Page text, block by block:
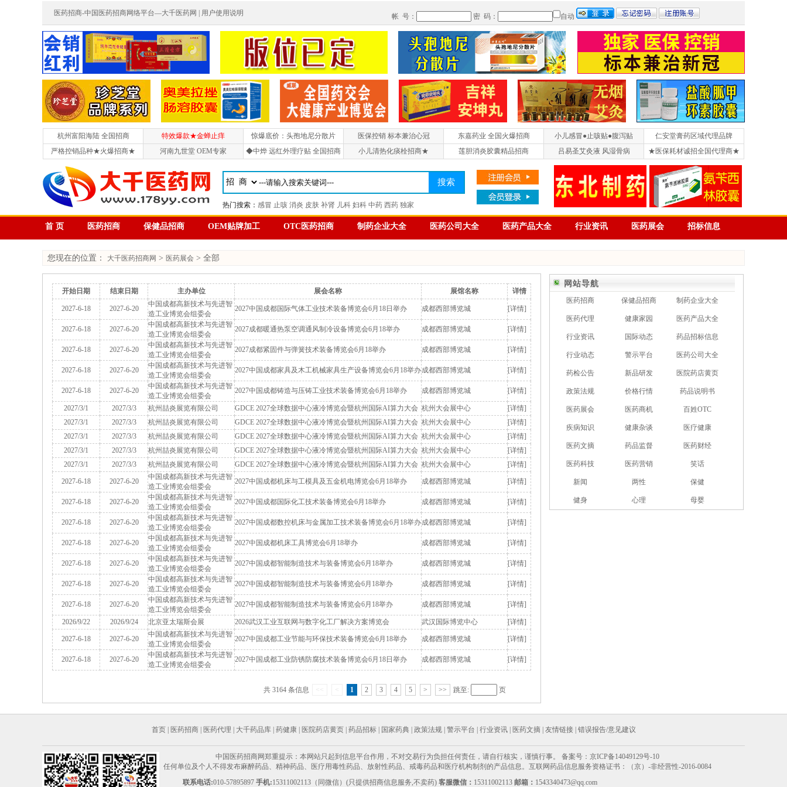
医药招商-中国医药招商网络平台—大千医药网 | 用户使用说明 帐 号： 密 码： 自动
杭州富阳海陆 全国招商 特效爆款★金蝉止痒 惊爆底价：头孢地尼分散片 医保控销 标本兼治心冠 东嘉药业 全国火爆招商 小儿感冒●止咳贴●腹泻贴
仁安堂膏药区域代理品牌
严格控销品种★火爆招商★
河南九世堂 OEM专家 ◆中烨 远红外理疗贴 全国招商 小儿清热化痰栓招商★ 莲胆消炎胶囊精品招商 吕易圣艾灸液 风湿骨病 ★医保耗材诚招全国代理商★
首 页 医药招商 保健品招商 OEM贴牌加工 OTC医药招商 制药企业大全 医药公司大全 医药产品大全 行业资讯 医药展会 招标信息
您现在的位置： 大千医药招商网 > 医药展会 > 全部
开始日期 结束日期 主办单位 展会名称 展馆名称 详情
2027-6-18 2027-6-20
中国成都高新技术与先进智
造工业博览会组委会
2027中国成都国际气体工业技术装备博览会6月18日举办 成都西部博览城 [详情]
2027-6-18 2027-6-20
中国成都高新技术与先进智
造工业博览会组委会
2027成都暖通热泵空调通风制冷设备博览会6月18举办 成都西部博览城 [详情]
2027-6-18 2027-6-20
中国成都高新技术与先进智
造工业博览会组委会
2027成都紧固件与弹簧技术装备博览会6月18举办 成都西部博览城 [详情]
2027-6-18 2027-6-20
中国成都高新技术与先进智
造工业博览会组委会
2027中国成都家具及木工机械家具生产设备博览会6月18举办成都西部博览城 [详情]
2027-6-18 2027-6-20
中国成都高新技术与先进智
造工业博览会组委会
2027中国成都铸造与压铸工业技术装备博览会6月18举办 成都西部博览城 [详情]
2027/3/1 2027/3/3 杭州喆炎展览有限公司 GDCE 2027全球数据中心液冷博览会暨杭州国际AI算力大会 杭州大会展中心
[详情]
2027/3/1
2027/3/3 杭州喆炎展览有限公司 GDCE 2027全球数据中心液冷博览会暨杭州国际AI算力大会 杭州大会展中心
[详情]
2027/3/1
2027/3/3 杭州喆炎展览有限公司 GDCE 2027全球数据中心液冷博览会暨杭州国际AI算力大会 杭州大会展中心
[详情]
2027/3/1
2027/3/3 杭州喆炎展览有限公司 GDCE 2027全球数据中心液冷博览会暨杭州国际AI算力大会 杭州大会展中心
[详情]
2027/3/1
2027/3/3 杭州喆炎展览有限公司 GDCE 2027全球数据中心液冷博览会暨杭州国际AI算力大会 杭州大会展中心 [详情]
2027-6-18 2027-6-20
中国成都高新技术与先进智
造工业博览会组委会
2027中国成都机床与工模具及五金机电博览会6月18举办 成都西部博览城 [详情]
2027-6-18 2027-6-20
中国成都高新技术与先进智
造工业博览会组委会
2027中国成都国际化工技术装备博览会6月18举办 成都西部博览城 [详情]
2027-6-18 2027-6-20
中国成都高新技术与先进智
造工业博览会组委会
2027中国成都数控机床与金属加工技术装备博览会6月18举办成都西部博览城 [详情]
2027-6-18 2027-6-20
中国成都高新技术与先进智
造工业博览会组委会
2027中国成都机床工具博览会6月18举办 成都西部博览城 [详情]
2027-6-18 2027-6-20
中国成都高新技术与先进智
造工业博览会组委会
2027中国成都智能制造技术与装备博览会6月18举办 成都西部博览城 [详情]
2027-6-18 2027-6-20
中国成都高新技术与先进智
造工业博览会组委会
2027中国成都智能制造技术与装备博览会6月18举办 成都西部博览城 [详情]
2027-6-18 2027-6-20
中国成都高新技术与先进智
造工业博览会组委会
2027中国成都智能制造技术与装备博览会6月18举办 成都西部博览城 [详情]
2026/9/22 2026/9/24 北京亚太瑞斯会展 2026武汉工业互联网与数字化工厂解决方案博览会 武汉国际博览中心 [详情]
2027-6-18 2027-6-20
中国成都高新技术与先进智
造工业博览会组委会
2027中国成都工业节能与环保技术装备博览会6月18举办 成都西部博览城 [详情]
2027-6-18 2027-6-20
中国成都高新技术与先进智
造工业博览会组委会
2027中国成都工业防锈防腐技术装备博览会6月18日举办 成都西部博览城 [详情]
共 3164 条信息 << < 1 2 3 4 5 > >> 跳至: 页
网站导航
医药招商 保健品招商 制药企业大全
医药代理 健康家园 医药产品大全
行业资讯 国际动态 药品招标信息
行业动态 警示平台 医药公司大全
药检公告 新品研发 医院药店黄页
政策法规 价格行情 药品说明书
医药展会 医药商机 百姓OTC
疾病知识 健康杂谈 医疗健康
医药文摘 药品监督 医药财经
医药科技 医药营销 笑话
新闻 两性 保健
健身 心理 母婴
首页| 医药招商| 医药代理 大千药品库| 药健康| 医院药店黄页| 药品招标| 国家药典| 政策法规| 警示平台 行业资讯| 医药文摘| 友情链接| 错误报告/意见建议
中国医药招商网郑重提示：本网站只起到信息平台作用，不对交易行为负担任何责任，请自行核实，谨慎行事。 备案号： 京ICP备14049129号-10
任何单位及个人不得发布麻醉药品、精神药品、医疗用毒性药品、放射性药品、戒毒药品和医疗机构制剂的产品信息。互联网药品信息服务资格证书：（京）-非经营性-2016-0084
联系电话:010-57895897 手机:15311002113（同微信）(只提供招商信息服务,不卖药) 客服微信： 15311002113 邮箱： 1543340473@qq.com